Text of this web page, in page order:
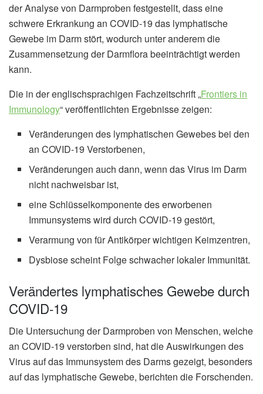
der Analyse von Darmproben festgestellt, dass eine
schwere Erkrankung an COVID-19 das lymphatische
Gewebe im Darm stört, wodurch unter anderem die
Zusammensetzung der Darmflora beeinträchtigt werden
kann.
Die in der englischsprachigen Fachzeitschrift „Frontiers in
Immunology“ veröffentlichten Ergebnisse zeigen:
Veränderungen des lymphatischen Gewebes bei den
an COVID-19 Verstorbenen,
Veränderungen auch dann, wenn das Virus im Darm
nicht nachweisbar ist,
eine Schlüsselkomponente des erworbenen
Immunsystems wird durch COVID-19 gestört,
Verarmung von für Antikörper wichtigen Keimzentren,
Dysbiose scheint Folge schwacher lokaler Immunität.
Verändertes lymphatisches Gewebe durch
COVID-19
Die Untersuchung der Darmproben von Menschen, welche
an COVID-19 verstorben sind, hat die Auswirkungen des
Virus auf das Immunsystem des Darms gezeigt, besonders
auf das lymphatische Gewebe, berichten die Forschenden.